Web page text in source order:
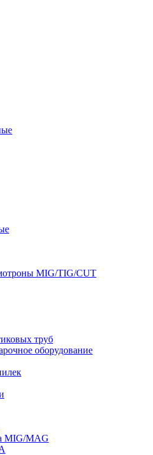
MIG/TIG/CUT
труб
оборудование
MIG/MAG